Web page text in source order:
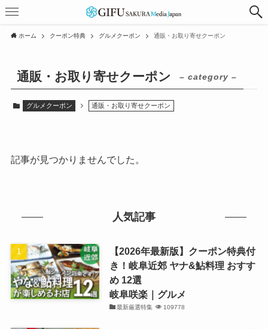
ホーム クーポン特典 グルメクーポン 通販・お取り寄せクーポン
通販・お取り寄せクーポン – category –
グルメクーポン 通販・お取り寄せクーポン
記事が見つかりませんでした。
人気記事
【2026年最新版】クーポン特典付
き！岐阜近郊 ヤナ&鮎料理 おすす
め 12選
岐阜咲楽｜グルメ
最新厳選特集 109778